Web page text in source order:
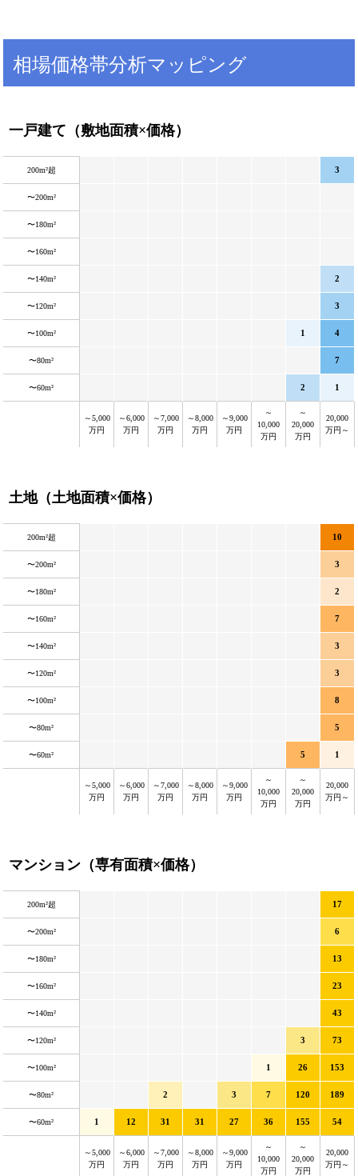
相場価格帯分析マッピング
一戸建て（敷地面積×価格）
200m²超 3
〜200m²
〜180m²
〜160m²
〜140m² 2
〜120m² 3
〜100m² 1 4
〜80m² 7
〜60m² 2 1
～5,000
万円
～6,000
万円
～7,000
万円
～8,000
万円
～9,000
万円
～
10,000
万円
～
20,000
万円
20,000
万円～
土地（土地面積×価格）
200m²超 10
〜200m² 3
〜180m² 2
〜160m² 7
〜140m² 3
〜120m² 3
〜100m² 8
〜80m² 5
〜60m² 5 1
～5,000
万円
～6,000
万円
～7,000
万円
～8,000
万円
～9,000
万円
～
10,000
万円
～
20,000
万円
20,000
万円～
マンション（専有面積×価格）
200m²超 17
〜200m² 6
〜180m² 13
〜160m² 23
〜140m² 43
〜120m² 3 73
〜100m² 1 26 153
〜80m² 2 3 7 120 189
〜60m² 1 12 31 31 27 36 155 54
～5,000
万円
～6,000
万円
～7,000
万円
～8,000
万円
～9,000
万円
～
10,000
万円
～
20,000
万円
20,000
万円～